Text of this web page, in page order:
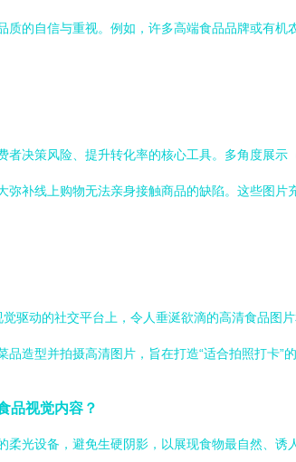
的自信与重视。例如，许多高端食品品牌或有
者决策风险、提升转化率的核心工具。多角度展
弥补线上购物无法亲身接触商品的缺陷。这些图
驱动的社交平台上，令人垂涎欲滴的高清食品图
造型并拍摄高清图片，旨在打造“适合拍照打卡”
品视觉内容？
柔光设备，避免生硬阴影，以展现食物最自然、诱